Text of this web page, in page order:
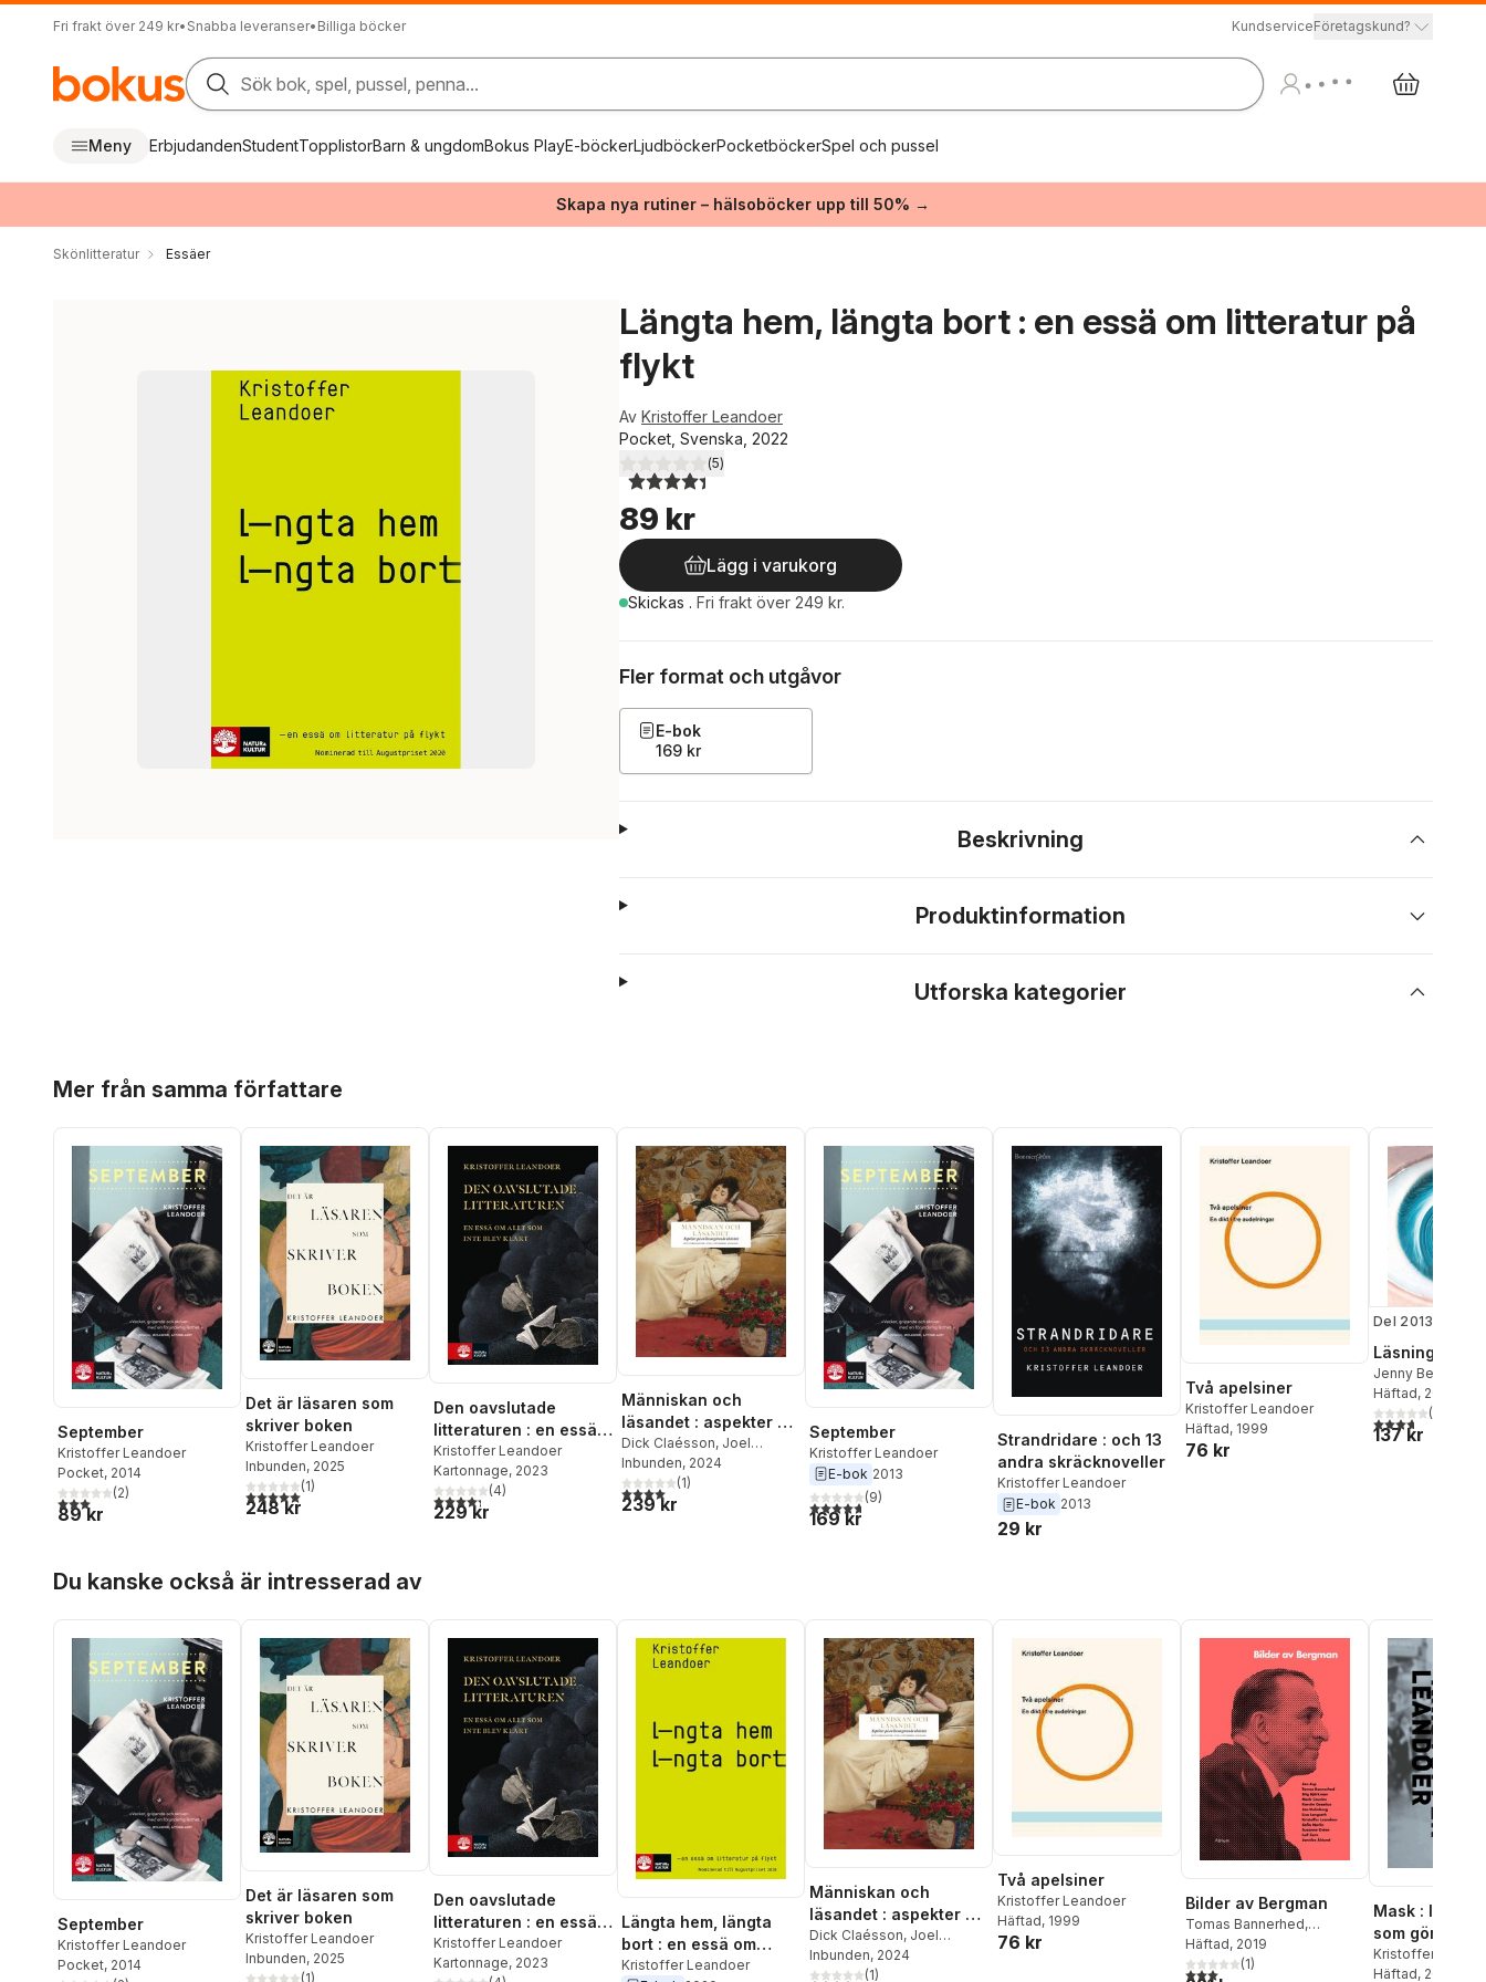
Fri frakt över 249 kr• Snabba leveranser• Billiga böcker KundserviceFöretagskund?
Sök bok, spel, pussel, penna...
Meny ErbjudandenStudentTopplistorBarn & ungdomBokus PlayE-böckerLjudböckerPocketböckerSpel och pussel
Skapa nya rutiner – hälsoböcker upp till 50% →
Skönlitteratur Essäer
Längta hem, längta bort : en essä om litteratur på
flykt
Av Kristoffer Leandoer
Pocket, Svenska, 2022
4,4utav 5 stjärnor. Totalt antal röster:
(5)
89 kr
Lägg i varukorg
Skickas . Fri frakt över 249 kr.
Fler format och utgåvor
E-bok
169 kr
Beskrivning
Produktinformation
Utforska kategorier
Mer från samma författare
September
Kristoffer Leandoer
Pocket, 2014
3,0utav 5 stjärnor. Totalt antal röster:
(2)
89 kr
Det är läsaren som
skriver boken
Kristoffer Leandoer
Inbunden, 2025
5,0utav 5 stjärnor. Totalt antal röster:
(1)
248 kr
Den oavslutade
litteraturen : en essä
om allt som inte blev
klart
Kristoffer Leandoer
Kartonnage, 2023
4,3utav 5 stjärnor. Totalt antal röster:
(4)
229 kr
Människan och
läsandet : aspekter på
en livsavgörande
aktivitet
Dick Claésson, Joel
Halldorf,Bengt Jangfeldt
Rebecka Kärde
Leandoer
Inbunden, 2024
4,0utav 5 stjärnor. Totalt antal röster:
(1)
239 kr
September
Kristoffer Leandoer
E-bok 2013
4,7utav 5 stjärnor. Totalt antal röster:
(9)
169 kr
Strandridare : och 13
andra skräcknoveller
Kristoffer Leandoer
E-bok 2013
29 kr
Två apelsiner
Kristoffer Leandoer
Häftad, 1999
76 kr
Del 2013
Läsning
Jenny
Bergman
Thomas
Jarlbrink
Häftad, 2013
3,7utav 5(
137 kr
Du kanske också är intresserad av
September
Kristoffer Leandoer
Pocket, 2014
Det är läsaren som
skriver boken
Kristoffer Leandoer
Inbunden, 2025
(1)
Den oavslutade
litteraturen : en essä
om allt som inte blev
klart
Kristoffer Leandoer
Kartonnage, 2023
Längta hem, längta
bort : en essä om
litteratur på flykt
Kristoffer Leandoer
Människan och
läsandet : aspekter på
en livsavgörande
aktivitet
Dick Claésson, Joel
Halldorf,Bengt Jangfeldt
Rebecka Kärde
Inbunden, 2024
(1)
Två apelsiner
Kristoffer Leandoer
Häftad, 1999
76 kr
Bilder av Bergman
Tomas Bannerhed,
Kristoffer Leandoer
Langseth,Suzanne Osten
Häftad, 2019
3,0utav 5 stjärnor. Totalt antal röster:
(1)
Mask :
som gömställe
Kristoffer
Häftad, 2010